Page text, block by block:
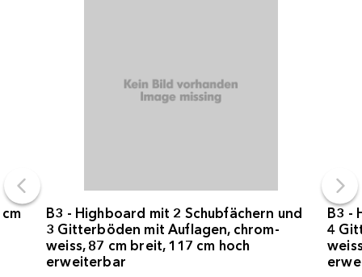
B3 - Highboard mit 2 Schubfächern und
3 Gitterböden mit Auflagen, chrom-
weiss, 87 cm breit, 117 cm hoch
erweiterbar
B3 -
4